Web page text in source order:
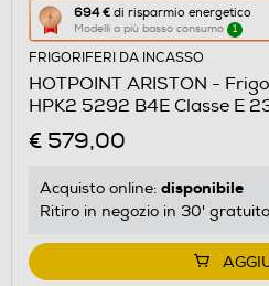
694 € di risparmio energetico
Modelli a più basso consumo 1
Questa
azione
aprirà
il
Calcolatore
di
energetico
Youreko.
FRIGORIFERI DA INCASSO
HOTPOINT ARISTON -
HPK2 5292 B4E Classe E
€ 579,00
Acquisto online: disponibile
Ritiro in negozio in 30'